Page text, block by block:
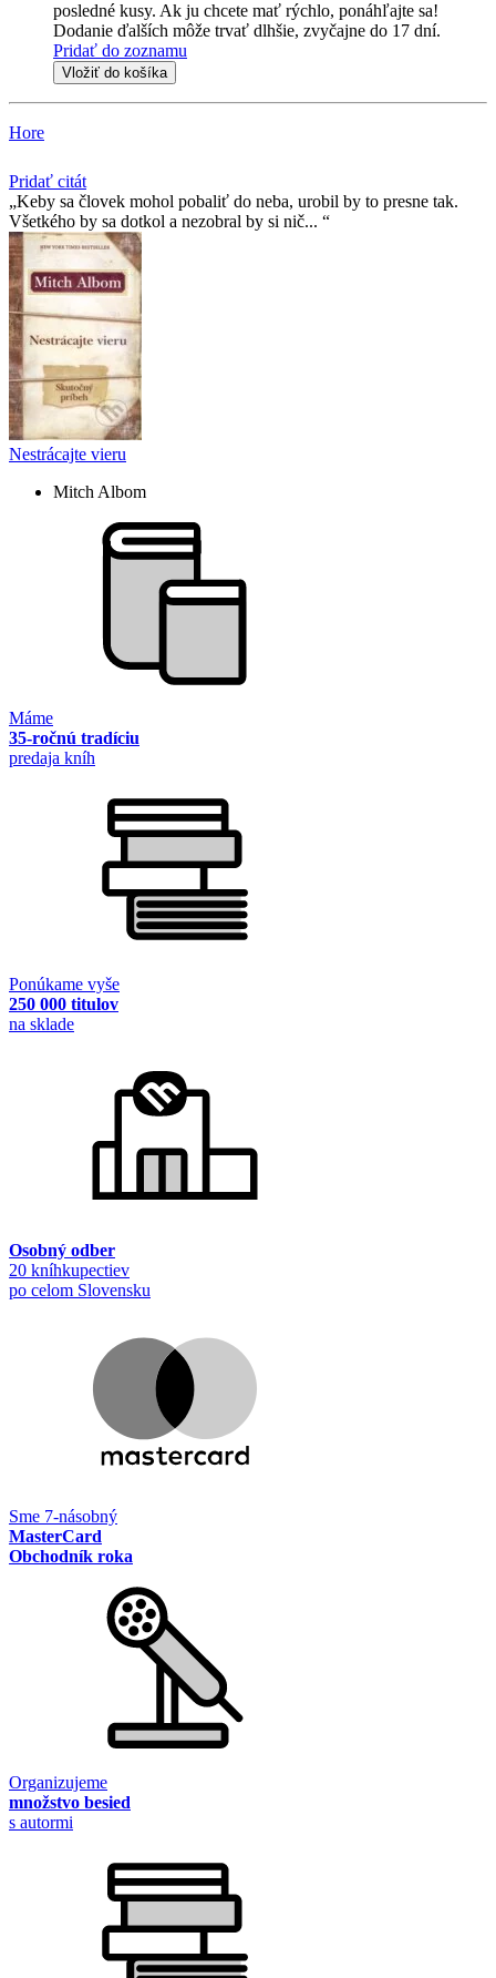
posledné kusy. Ak ju chcete mať rýchlo, ponáhľajte sa!
Dodanie ďalších môže trvať dlhšie, zvyčajne do 17 dní.
Pridať do zoznamu
Vložiť do košíka
Hore
Pridať citát
Keby sa človek mohol pobaliť do neba, urobil by to presne tak.
Všetkého by sa dotkol a nezobral by si nič...
Nestrácajte vieru
Mitch Albom
Máme
35-ročnú tradíciu
predaja kníh
Ponúkame vyše
250 000 titulov
na sklade
Osobný odber
20 kníhkupectiev
po celom Slovensku
Sme 7-násobný
MasterCard
Obchodník roka
Organizujeme
množstvo besied
s autormi